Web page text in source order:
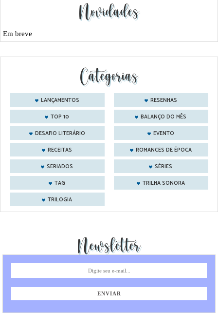
Novidades
Em breve
Categorias
LANÇAMENTOS
RESENHAS
TOP 10
BALANÇO DO MÊS
DESAFIO LITERÁRIO
EVENTO
RECEITAS
ROMANCES DE ÉPOCA
SERIADOS
SÉRIES
TAG
TRILHA SONORA
TRILOGIA
Newsletter